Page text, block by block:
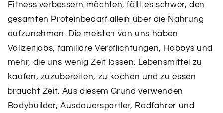
Fitness verbessern möchten, fällt es schwer, den
gesamten Proteinbedarf allein über die Nahrung
aufzunehmen. Die meisten von uns haben
Vollzeitjobs, familiäre Verpflichtungen, Hobbys und
mehr, die uns wenig Zeit lassen. Lebensmittel zu
kaufen, zuzubereiten, zu kochen und zu essen
braucht Zeit. Aus diesem Grund verwenden
Bodybuilder, Ausdauersportler, Radfahrer und